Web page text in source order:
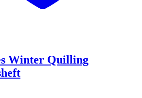
Winter Quilling